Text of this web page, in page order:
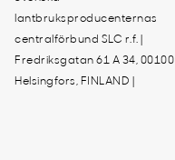
lantbruksproducenternas
centralförbund SLC r.f. |
Fredriksgatan 61 A 34, 00100
Helsingfors, FINLAND |